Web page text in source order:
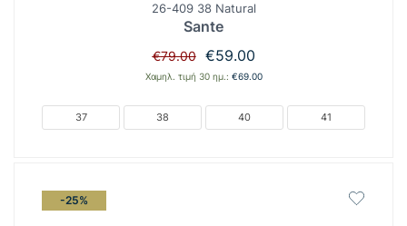
26-409 38 Natural
Sante
€79.00
Original
price
€79.00.
€59.00Η
τρέχουσα
€59.00.
Χαμηλ. τιμή 30 ημ.: €69.00
37 38 40 41
-25%